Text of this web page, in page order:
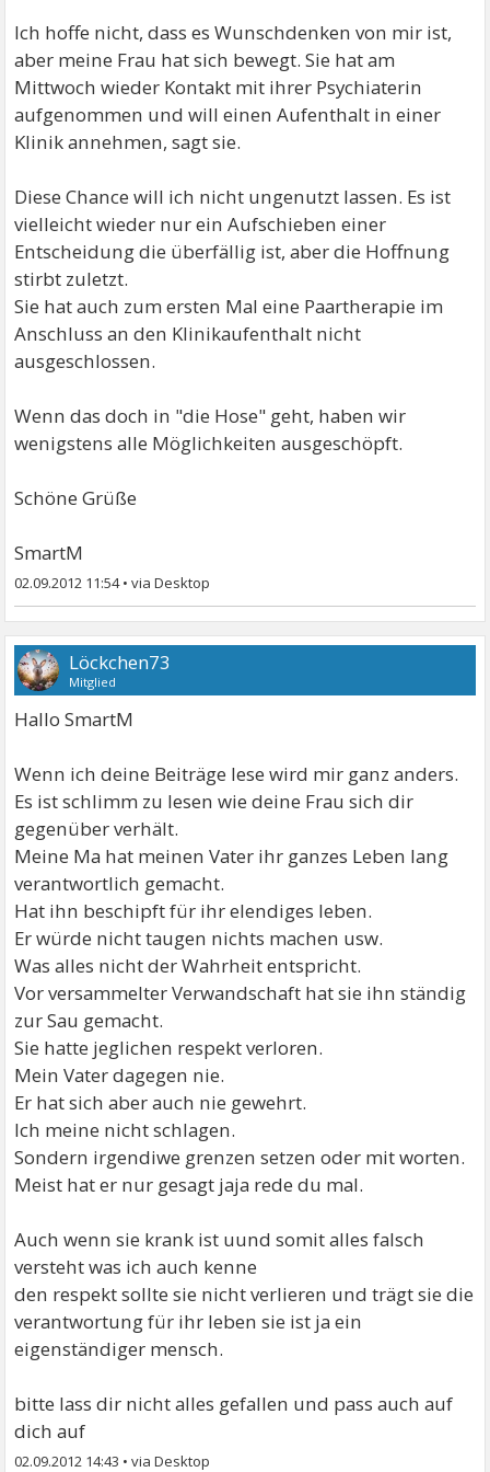
Ich hoffe nicht, dass es Wunschdenken von mir ist,
aber meine Frau hat sich bewegt. Sie hat am
Mittwoch wieder Kontakt mit ihrer Psychiaterin
aufgenommen und will einen Aufenthalt in einer
Klinik annehmen, sagt sie.
Diese Chance will ich nicht ungenutzt lassen. Es ist
vielleicht wieder nur ein Aufschieben einer
Entscheidung die überfällig ist, aber die Hoffnung
stirbt zuletzt.
Sie hat auch zum ersten Mal eine Paartherapie im
Anschluss an den Klinikaufenthalt nicht
ausgeschlossen.
Wenn das doch in "die Hose" geht, haben wir
wenigstens alle Möglichkeiten ausgeschöpft.
Schöne Grüße
SmartM
02.09.2012 11:54•
Löckchen73
Mitglied
Hallo SmartM
Wenn ich deine Beiträge lese wird mir ganz anders.
Es ist schlimm zu lesen wie deine Frau sich dir
gegenüber verhält.
Meine Ma hat meinen Vater ihr ganzes Leben lang
verantwortlich gemacht.
Hat ihn beschipft für ihr elendiges leben.
Er würde nicht taugen nichts machen usw.
Was alles nicht der Wahrheit entspricht.
Vor versammelter Verwandschaft hat sie ihn ständig
zur Sau gemacht.
Sie hatte jeglichen respekt verloren.
Mein Vater dagegen nie.
Er hat sich aber auch nie gewehrt.
Ich meine nicht schlagen.
Sondern irgendiwe grenzen setzen oder mit worten.
Meist hat er nur gesagt jaja rede du mal.
Auch wenn sie krank ist uund somit alles falsch
versteht was ich auch kenne
den respekt sollte sie nicht verlieren und trägt sie die
verantwortung für ihr leben sie ist ja ein
eigenständiger mensch.
bitte lass dir nicht alles gefallen und pass auch auf
dich auf
02.09.2012 14:43 •